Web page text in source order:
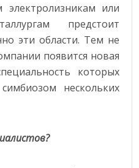
или
предстоит
эти области. Тем не
появится новая
которых
нескольких